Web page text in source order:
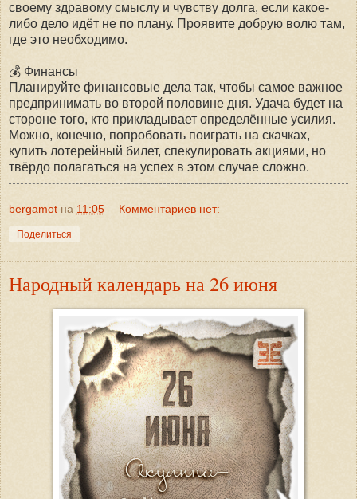
своему здравому смыслу и чувству долга, если какое-
либо дело идёт не по плану. Проявите добрую волю там,
где это необходимо.
💰 Финансы
Планируйте финансовые дела так, чтобы самое важное
предпринимать во второй половине дня. Удача будет на
стороне того, кто прикладывает определённые усилия.
Можно, конечно, попробовать поиграть на скачках,
купить лотерейный билет, спекулировать акциями, но
твёрдо полагаться на успех в этом случае сложно.
bergamot на 11:05 Комментариев нет:
Поделиться
Народный календарь на 26 июня